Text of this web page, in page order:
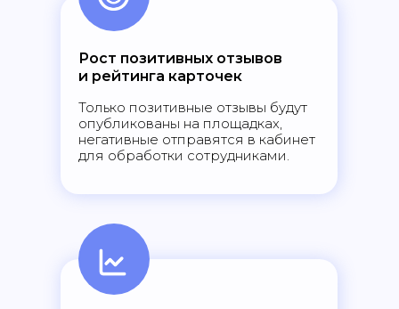
Рост позитивных отзывов
и рейтинга карточек
Только позитивные отзывы будут
опубликованы на площадках,
негативные отправятся в кабинет
для обработки сотрудниками.